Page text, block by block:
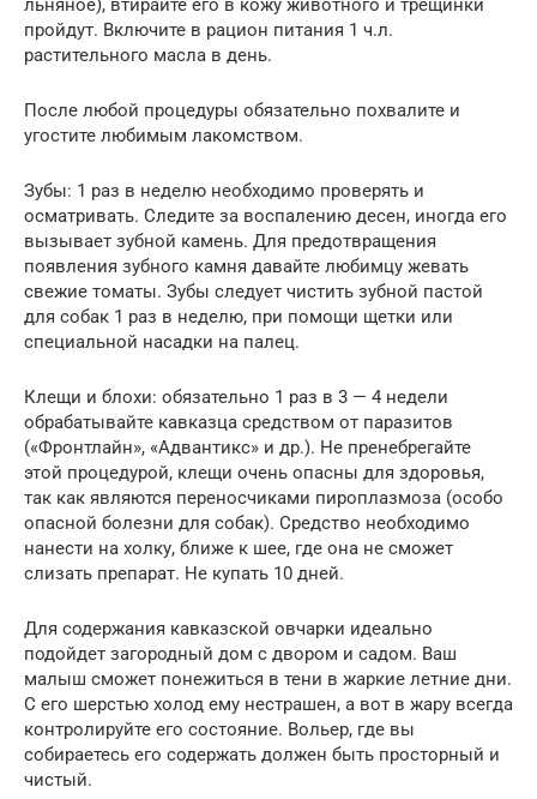
льняное), втирайте его в кожу животного и трещинки
пройдут. Включите в рацион питания 1 ч.л.
растительного масла в день.
После любой процедуры обязательно похвалите и
угостите любимым лакомством.
Зубы: 1 раз в неделю необходимо проверять и
осматривать. Следите за воспалению десен, иногда его
вызывает зубной камень. Для предотвращения
появления зубного камня давайте любимцу жевать
свежие томаты. Зубы следует чистить зубной пастой
для собак 1 раз в неделю, при помощи щетки или
специальной насадки на палец.
Клещи и блохи: обязательно 1 раз в 3 — 4 недели
обрабатывайте кавказца средством от паразитов
(«Фронтлайн», «Адвантикс» и др.). Не пренебрегайте
этой процедурой, клещи очень опасны для здоровья,
так как являются переносчиками пироплазмоза (особо
опасной болезни для собак). Средство необходимо
нанести на холку, ближе к шее, где она не сможет
слизать препарат. Не купать 10 дней.
Для содержания кавказской овчарки идеально
подойдет загородный дом с двором и садом. Ваш
малыш сможет понежиться в тени в жаркие летние дни.
С его шерстью холод ему нестрашен, а вот в жару всегда
контролируйте его состояние. Вольер, где вы
собираетесь его содержать должен быть просторный и
чистый.